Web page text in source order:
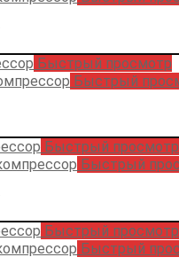
Быстрый просмотр
Быстрый
Быстрый просмотр
Быстрый
Быстрый просмотр
Быстрый